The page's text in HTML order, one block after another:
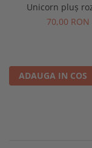
Unicorn pluș
70,00 RON
ADAUGA IN COS